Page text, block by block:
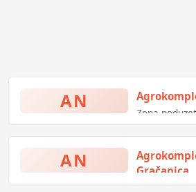
AN
Zona
AN
Gračanica